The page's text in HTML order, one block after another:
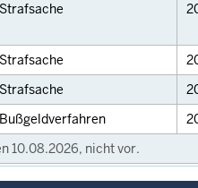
Strafsache
Strafsache
Strafsache
Bußgeldverfahren
10.08.2026, nicht vor.